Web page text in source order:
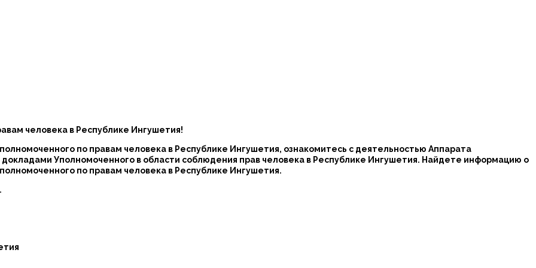
человека в Республике Ингушетия!
по правам человека в Республике Ингушетия, ознакомитесь с деятельностью Аппарата
Уполномоченного в области соблюдения прав человека в Республике Ингушетия. Найдете информацию о
по правам человека в Республике Ингушетия.